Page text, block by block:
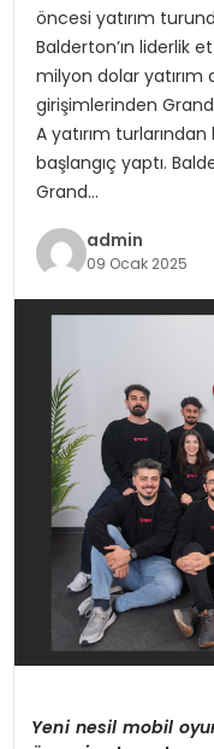
TOROSLAR’DA
öncesi yatırım
Balderton’ın liderlik
milyon dolar yatırım
girişimlerinden
A yatırım
başlangıç yaptı.
Grand…
admin
09 Ocak 2025
Yeni nesil mobil